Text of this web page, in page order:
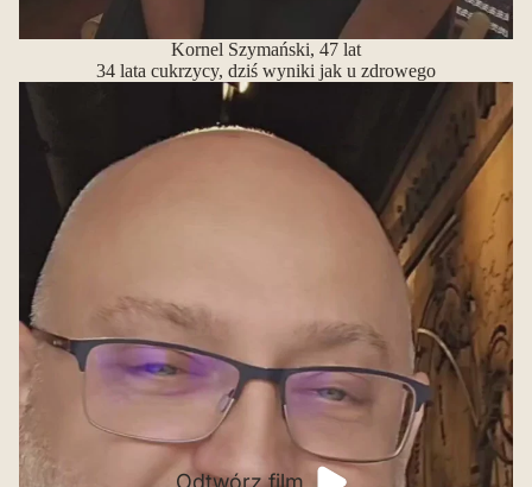
Kornel Szymański, 47 lat
34 lata cukrzycy, dziś wyniki jak u zdrowego
Odtwórz film